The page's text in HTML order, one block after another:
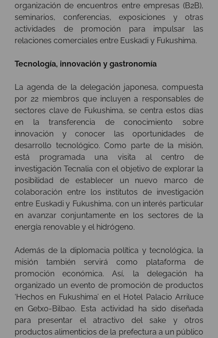
organización de encuentros entre empresas (B2B),
seminarios, conferencias, exposiciones y otras
actividades de promoción para impulsar las
relaciones comerciales entre Euskadi y Fukushima.
Tecnología, innovación y gastronomía
La agenda de la delegación japonesa, compuesta
por 22 miembros que incluyen a responsables de
sectores clave de Fukushima, se centra estos días
en la transferencia de conocimiento sobre
innovación y conocer las oportunidades de
desarrollo tecnológico. Como parte de la misión,
está programada una visita al centro de
investigación Tecnalia con el objetivo de explorar la
posibilidad de establecer un nuevo marco de
colaboración entre los institutos de investigación
entre Euskadi y Fukushima, con un interés particular
en avanzar conjuntamente en los sectores de la
energía renovable y el hidrógeno.
Además de la diplomacia política y tecnológica, la
misión también servirá como plataforma de
promoción económica. Así, la delegación ha
organizado un evento de promoción de productos
‘Hechos en Fukushima’ en el Hotel Palacio Arriluce
en Getxo-Bilbao. Esta actividad ha sido diseñada
para presentar el atractivo del sake y otros
productos alimenticios de la prefectura a un público